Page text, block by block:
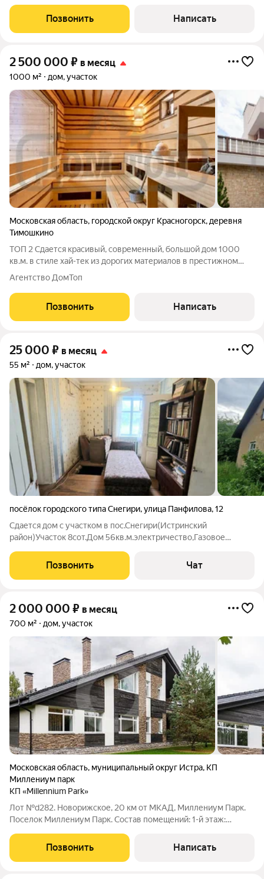
выполнен качественный дизайнерский ремонт,
Позвонить Написать
2 500 000 ₽ в месяц
1000 м² дом, участок
Московская область, городской округ Красногорск, деревня
Тимошкино
ТОП 2 Сдается красивый, современный, большой дом 1000
кв.м. в стиле хай-тек из дорогих материалов в престижном
поселке Московской области посуточно и на выходные.
Возможна аренда на месяц. Дом находится в 18 км от МКАД по
Новорижскому шоссе. УЧАСТОК:
Агентство ДомТоп
Позвонить Написать
25 000 ₽ в месяц
55 м² дом, участок
посёлок городского типа Снегири,улица Панфилова,12
Сдается дом с участком в пос.Снегири(Истринский
район)Участок 8сот.Дом 56кв.м.электричество,Газовое
бытовая техника,3 комнаты(+1проходная комната +кухня)
Позвонить Чат
2 000 000 ₽ в месяц
700 м² дом, участок
Московская область, муниципальный округ Истра, КП
Миллениум парк
КП «Millennium Park»
Лот №d282. Новорижское, 20 км от МКАД, Миллениум Парк.
Поселок Миллениум Парк. Состав помещений: 1-й этаж:
кинотевтр и игровая, гардеробная, постирочная, кладовая.; 2-й
этаж: четыре спальни,
Позвонить Написать